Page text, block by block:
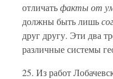
отличатьфакты от
должны быть лишь
друг другу. Эти два
различные системы
25. Из работ